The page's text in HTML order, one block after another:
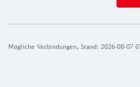
Mögliche Verbindungen, Stand: 2026-08-07